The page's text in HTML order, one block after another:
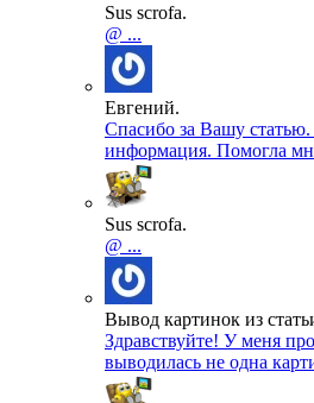
Sus scrofa.
@ ...
Евгений.
Спасибо за Вашу
информация. Помогла
Sus scrofa.
@ ...
Вывод картинок из
Здравствуйте! У меня
выводилась не одна